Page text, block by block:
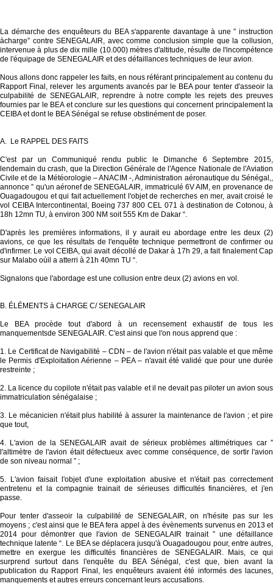
La démarche des enquêteurs du BEA s'apparente davantage à une ” instruction
àcharge” contre SENEGALAIR, avec comme conclusion simple que la collusion,
intervenue à plus de dix mille (10.000) mètres d'altitude, résulte de l'incompétence
de l'équipage de SENEGALAIR et des défaillances techniques de leur avion.
Nous allons donc rappeler les faits, en nous référant principalement au contenu du
Rapport Final, relever les arguments avancés par le BEA pour tenter d'asseoir la
culpabilité de SENEGALAIR, reprendre à notre compte les rejets des preuves
fournies par le BEA et conclure sur les questions qui concernent principalement la
CEIBA et dont le BEA Sénégal se refuse obstinément de poser.
A. Le RAPPEL DES FAITS
C'est par un Communiqué rendu public le Dimanche 6 Septembre 2015,
lendemain du crash, que la Direction Générale de l'Agence Nationale de l'Aviation
Civile et de la Météorologie – ANACIM -, Administration aéronautique du Sénégal,,
annonce ” qu'un aéronef de SENEGALAIR, immatriculé 6V AIM, en provenance de
Ouagadougou et qui fait actuellement l'objet de recherches en mer, avait croisé le
vol CEIBA Intercontinental, Boeing 737 800 CEL 071 à destination de Cotonou, à
18h 12mn TU, à environ 300 NM soit 555 Km de Dakar “.
D'après les premières informations, il y aurait eu abordage entre les deux (2)
avions, ce que les résultats de l'enquête technique permettront de confirmer ou
d'infirmer. Le vol CEIBA, qui avait décollé de Dakar à 17h 29, a fait finalement Cap
sur Malabo oùil a atterri à 21h 40mn TU “.
Signalons que l'abordage est une collusion entre deux (2) avions en vol.
B. ÉLÉMENTS à CHARGE C/ SENEGALAIR
Le BEA procède tout d'abord à un recensement exhaustif de tous les
manquementsde SENEGALAIR. C'est ainsi que l'on nous apprend que :
1. Le Certificat de Navigabilité – CDN – de l'avion n'était pas valable et que même
le Permis d'Exploitation Aérienne – PEA – n'avait été validé que pour une durée
restreinte ;
2. La licence du copilote n'était pas valable et il ne devait pas piloter un avion sous
immatriculation sénégalaise ;
3. Le mécanicien n'était plus habilité à assurer la maintenance de l'avion ; et pire
que tout,
4. L'avion de la SENEGALAIR avait de sérieux problèmes altimétriques car ”
l'altimètre de l'avion était défectueux avec comme conséquence, de sortir l'avion
de son niveau normal ” ;
5. L'avion faisait l'objet d'une exploitation abusive et n'était pas correctement
entretenu et la compagnie trainait de sérieuses difficultés financières, et j'en
passe.
Pour tenter d'asseoir la culpabilité de SENEGALAIR, on n'hésite pas sur les
moyens ; c'est ainsi que le BEA fera appel à des évènements survenus en 2013 et
2014 pour démontrer que l'avion de SENEGALAIR trainait ” une défaillance
technique latente “. Le BEA se déplacera jusqu'à Ouagadougou pour, entre autres,
mettre en exergue les difficultés financières de SENEGALAIR. Mais, ce qui
surprend surtout dans l'enquête du BEA Sénégal, c'est que, bien avant la
publication du Rapport Final, les enquêteurs avaient été informés des lacunes,
manquements et autres erreurs concernant leurs accusations.